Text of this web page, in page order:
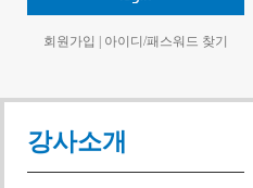
회원가입 아이디/패스워드 찾기
강사소개